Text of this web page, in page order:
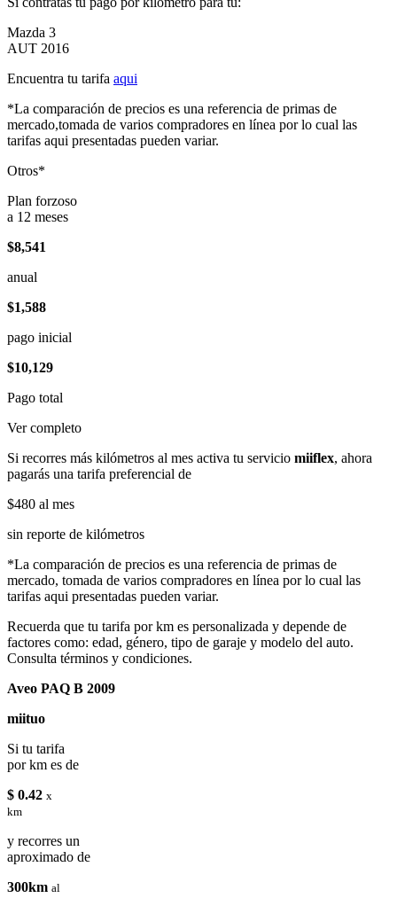
Mazda 3
AUT 2016
Encuentra tu tarifa aqui
*La comparación de precios es una referencia de primas de
mercado,tomada de varios compradores en línea por lo cual las
tarifas aqui presentadas pueden variar.
Otros*
Plan forzoso
a 12 meses
$8,541
anual
$1,588
pago inicial
$10,129
Pago total
Ver completo
Si recorres más kilómetros al mes activa tu servicio miiflex, ahora
pagarás una tarifa preferencial de
$480 al mes
sin reporte de kilómetros
*La comparación de precios es una referencia de primas de
mercado, tomada de varios compradores en línea por lo cual las
tarifas aqui presentadas pueden variar.
Recuerda que tu tarifa por km es personalizada y depende de
factores como: edad, género, tipo de garaje y modelo del auto.
Consulta términos y condiciones.
Aveo PAQ B 2009
miituo
Si tu tarifa
por km es de
$ 0.42 x
km
y recorres un
aproximado de
300km al